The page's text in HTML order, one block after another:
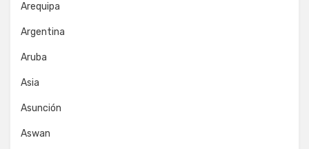
Arequipa
Argentina
Aruba
Asia
Asunción
Aswan